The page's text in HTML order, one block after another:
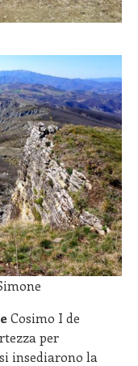
Cosimo I de
per
insediarono la